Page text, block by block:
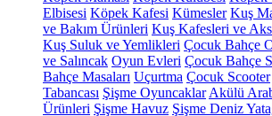
Elbisesi Köpek Kafesi Kümesler Kuş
ve Bakım Ürünleri Kuş Kafesleri ve
Kuş Suluk ve Yemlikleri Çocuk Bahçe
ve Salıncak Oyun Evleri Çocuk Bahçe
Bahçe Masaları Uçurtma Çocuk Scooter
Tabancası Şişme Oyuncaklar Akülü
Ürünleri Şişme Havuz Şişme Deniz